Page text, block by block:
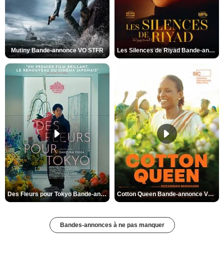
Mutiny Bande-annonce VO STFR Les Silences de Riyad Bande-annonce VO STFR
Des Fleurs pour Tokyo Bande-annonce VO STFR Cotton Queen Bande-annonce VO STFR
Bandes-annonces à ne pas manquer